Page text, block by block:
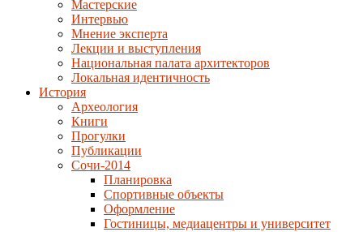
Мастерские
Интервью
Мнение эксперта
Лекции и выступления
Национальная палата архитекторов
Локальная идентичность
История
Археология
Книги
Прогулки
Публикации
Сочи-2014
Планировка
Спортивные объекты
Оформление
Гостиницы, медиацентры и университет